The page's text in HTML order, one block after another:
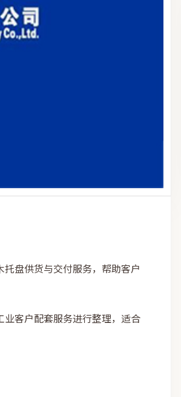
盘供货与交付服务，帮助客户
客户配套服务进行整理，适合